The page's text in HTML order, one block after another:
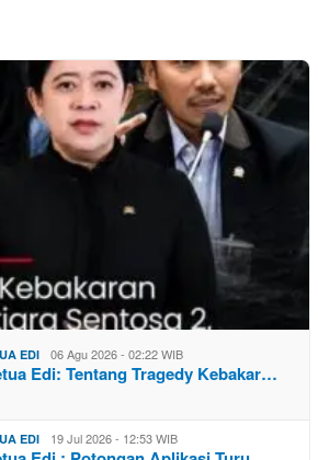
EDI 06 Agu 2026 - 02:22 WIB
Edi: Tentang Tragedy Kebakar…
EDI 19 Jul 2026 - 12:53 WIB